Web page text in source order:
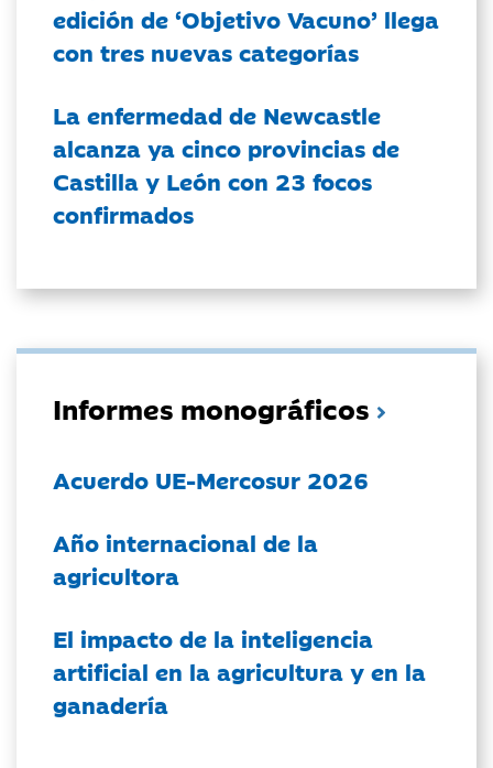
edición de ‘Objetivo Vacuno’ llega
con tres nuevas categorías
La enfermedad de Newcastle
alcanza ya cinco provincias de
Castilla y León con 23 focos
confirmados
Informes monográficos
Acuerdo UE-Mercosur 2026
Año internacional de la
agricultora
El impacto de la inteligencia
artificial en la agricultura y en la
ganadería